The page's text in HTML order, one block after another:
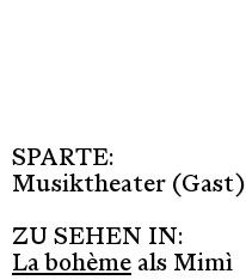
SPARTE:
Musiktheater (Gast)
ZU SEHEN IN:
La bohème als Mimì